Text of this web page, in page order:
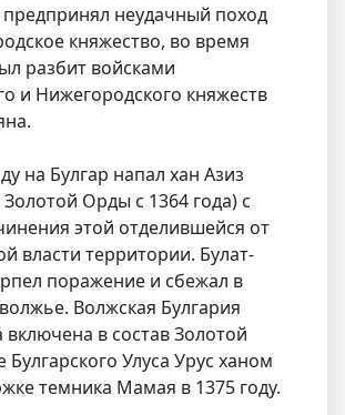
предпринял неудачный поход
княжество, во время
разбит войсками
и Нижегородского княжеств
на Булгар напал хан Азиз
Орды с 1364 года) с
этой отделившейся от
власти территории. Булат-
поражение и сбежал в
Волжская Булгария
в состав Золотой
Булгарского Улуса Урус ханом
темника Мамая в 1375 году.